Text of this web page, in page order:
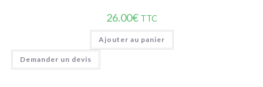
26.00€ TTC
Ajouter au panier
Demander un devis